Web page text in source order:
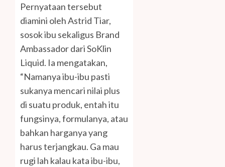
Pernyataan tersebut
diamini oleh Astrid Tiar,
sosok ibu sekaligus Brand
Ambassador dari SoKlin
Liquid. Ia mengatakan,
“Namanya ibu-ibu pasti
sukanya mencari nilai plus
di suatu produk, entah itu
fungsinya, formulanya, atau
bahkan harganya yang
harus terjangkau. Ga mau
rugi lah kalau kata ibu-ibu,